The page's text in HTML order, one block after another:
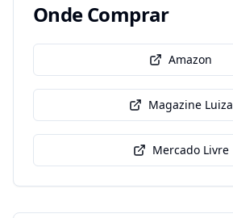
Onde Comprar
Amazon
Magazine Luiza
Mercado Livre